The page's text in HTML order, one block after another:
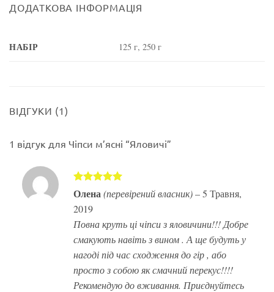
ДОДАТКОВА ІНФОРМАЦІЯ
НАБІР 125 г, 250 г
ВІДГУКИ (1)
1 відгук для Чіпси м’ясні “Яловичі”
Оцінено в
5з 5
Олена(перевірений власник) – 5 Травня,
2019
Повна круть ці чіпси з яловичини!!! Добре
смакують навіть з вином . А ще будуть у
нагоді під час сходження до гір , або
просто з собою як смачний перекус!!!!
Рекомендую до вживання. Приєднуйтесь